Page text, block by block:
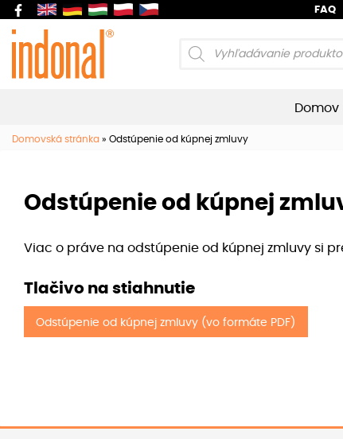
FAQ
Products
Domov
Domovská stránka » Odstúpenie od kúpnej zmluvy
Odstúpenie od kúpnej
Viac o práve na odstúpenie od kúpnej zmluvy si
Tlačivo na stiahnutie
Odstúpenie od kúpnej zmluvy (vo formáte PDF)